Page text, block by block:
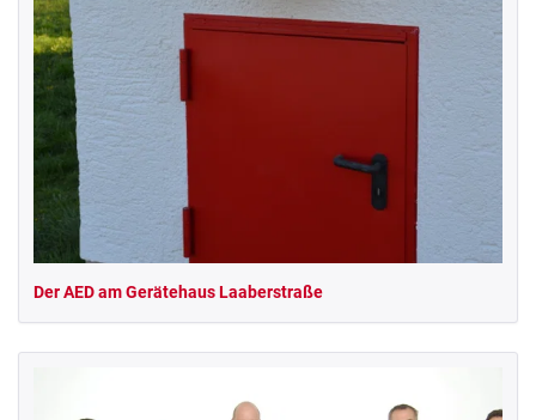
Der AED am Gerätehaus Laaberstraße